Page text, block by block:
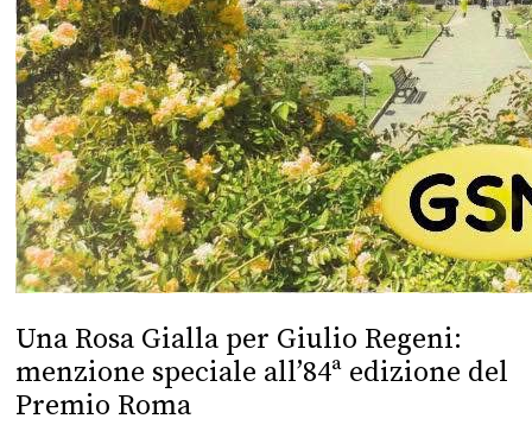
Una Rosa Gialla per Giulio Regeni:
menzione speciale all’84ª edizione del
Premio Roma